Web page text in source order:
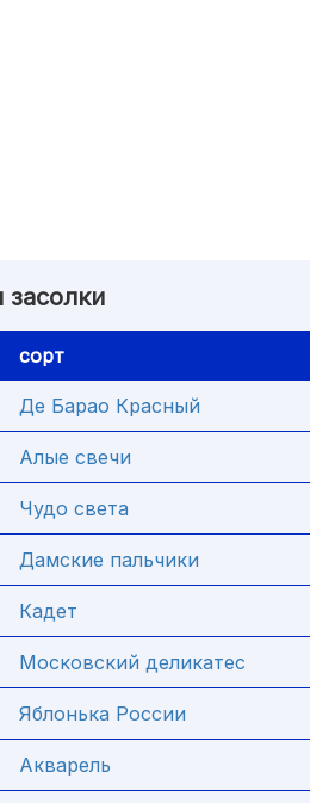
сорт
Де Барао Красный
Алые свечи
Чудо света
Дамские пальчики
Кадет
Московский деликатес
Яблонька России
Акварель